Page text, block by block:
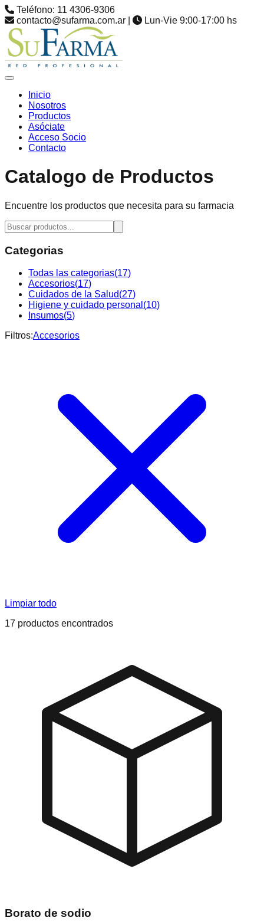
Teléfono: 11 4306-9306
contacto@sufarma.com.ar |
Lun-Vie 9:00-17:00 hs
Inicio
Nosotros
Productos
Asóciate
Acceso Socio
Contacto
Catalogo de Productos
Encuentre los productos que necesita para su farmacia
Categorias
Todas las categorias(17)
Accesorios(17)
Cuidados de la Salud(27)
Higiene y cuidado personal (10)
Insumos(5)
Filtros:Accesorios
Limpiar todo
17 productos encontrados
Borato de sodio